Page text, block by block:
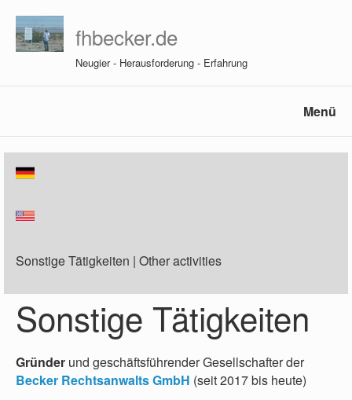
fhbecker.de
Neugier - Herausforderung - Erfahrung
Menü
Sonstige Tätigkeiten | Other activities
Sonstige Tätigkeiten
Gründer und geschäftsführender Gesellschafter der
Becker Rechtsanwalts GmbH (seit 2017 bis heute)